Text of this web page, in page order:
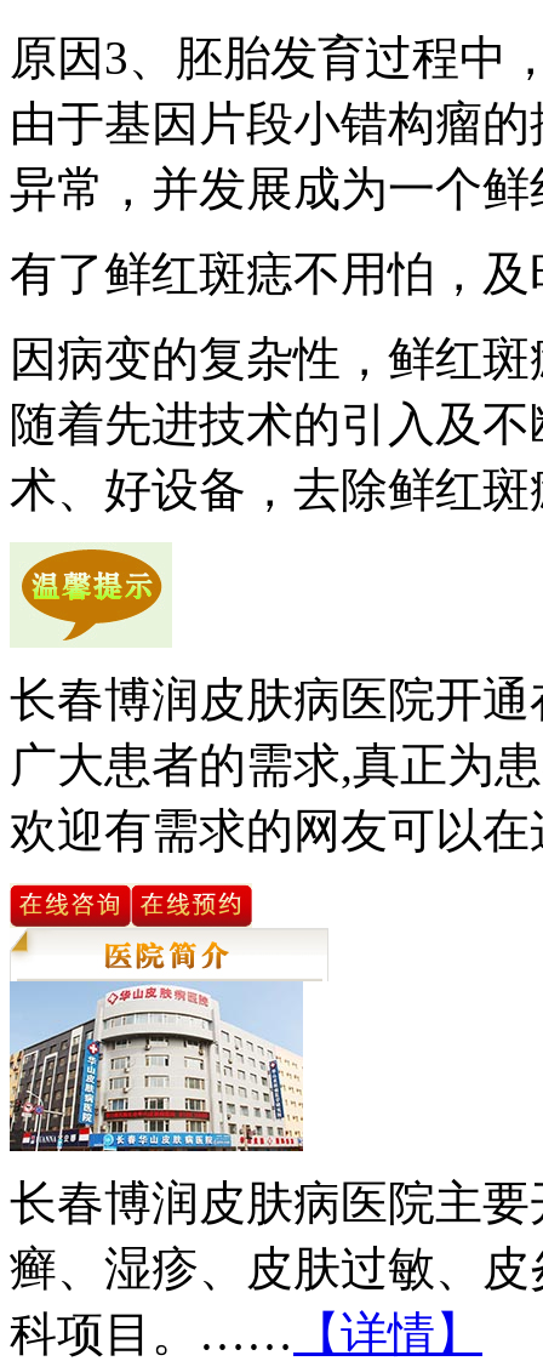
原因3、胚胎发育过程中
由于基因片段小错构瘤
异常，并发展成为一个
有了鲜红斑痣不用怕，
因病变的复杂性，鲜红
随着先进技术的引入及
术、好设备，去除鲜红
长春博润皮肤病医院开
广大患者的需求,真正为
欢迎有需求的网友可以
长春博润皮肤病医院主
癣、湿疹、皮肤过敏、
科项目。…… 【详情】